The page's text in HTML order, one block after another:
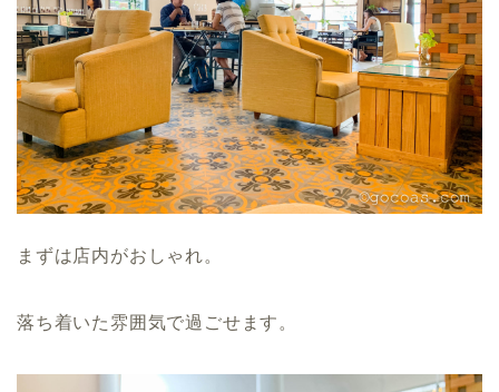
まずは店内がおしゃれ。
落ち着いた雰囲気で過ごせます。